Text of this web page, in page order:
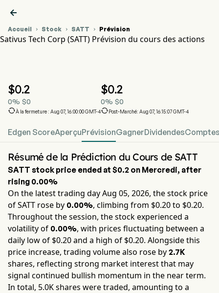

Accueil  Stock  SATT  Prévision
Sativus Tech Corp (SATT) Prévision du cours des actions
$0.2
0% $0
À la fermeture : Aug 07, 16:00:00 GMT-4
$0.2
0% $0
Post-Marché: Aug 07, 16:15:07 GMT-4
Edgen ScoreAperçuPrévisionGagnerDividendes
Résumé de la Prédiction du Cours de SATT
SATT stock price ended at $0.2 on Mercredi, after
rising 0.00%
On the latest trading dayAug 05, 2026, the stock price
ofSATT rose by 0.00%, climbing from $0.20to $0.20.
Throughout the session, the stock experienced a
volatility of 0.00%, with prices fluctuating between a
daily low of $0.20and a high of $0.20. Alongside this
price increase, trading volume also rose by 2.7K
shares, reflecting strong market interest that may
signal continued bullish momentum in the near term.
In total, 5.0Kshares were traded, amounting to a